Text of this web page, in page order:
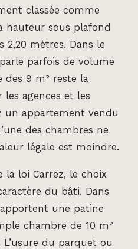
classée comme
hauteur sous plafond
mètres. Dans le
parfois de volume
des 9 m² reste la
les agences et les
un appartement vendu
des chambres ne
légale est moindre.
la loi Carrez, le choix
du bâti. Dans
apportent une patine
chambre de 10 m²
du parquet ou